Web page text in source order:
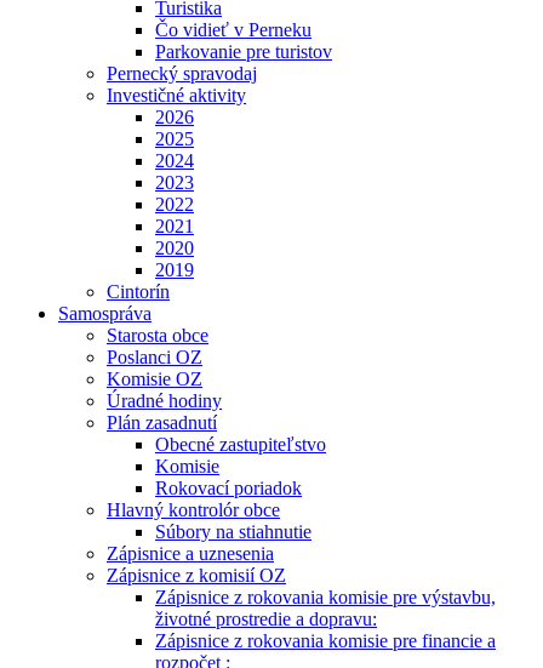
Turistika
Čo vidieť v Perneku
Parkovanie pre turistov
Pernecký spravodaj
Investičné aktivity
2026
2025
2024
2023
2022
2021
2020
2019
Cintorín
Samospráva
Starosta obce
Poslanci OZ
Komisie OZ
Úradné hodiny
Plán zasadnutí
Obecné zastupiteľstvo
Komisie
Rokovací poriadok
Hlavný kontrolór obce
Súbory na stiahnutie
Zápisnice a uznesenia
Zápisnice z komisií OZ
Zápisnice z rokovania komisie pre výstavbu,
životné prostredie a dopravu:
Zápisnice z rokovania komisie pre financie a
rozpočet :